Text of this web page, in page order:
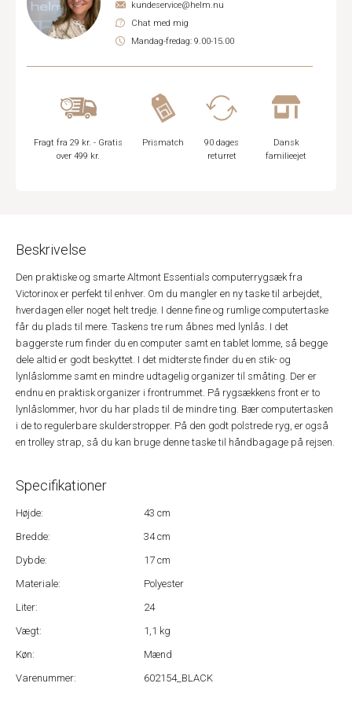
kundeservice@helm.nu
Chat med mig
Mandag-fredag: 9.00-15.00
Fragt fra 29 kr. - Gratis
over 499 kr.
Prismatch
90 dages
returret
Dansk
familieejet
Beskrivelse
Den praktiske og smarte Altmont Essentials computerrygsæk fra
Victorinox er perfekt til enhver. Om du mangler en ny taske til arbejdet,
hverdagen eller noget helt tredje. I denne fine og rumlige computertaske
får du plads til mere. Taskens tre rum åbnes med lynlås. I det
baggerste rum finder du en computer samt en tablet lomme, så begge
dele altid er godt beskyttet. I det midterste finder du en stik- og
lynlåslomme samt en mindre udtagelig organizer til småting. Der er
endnu en praktisk organizer i frontrummet. På rygsækkens front er to
lynlåslommer, hvor du har plads til de mindre ting. Bær computertasken
i de to regulerbare skulderstropper. På den godt polstrede ryg, er også
en trolley strap, så du kan bruge denne taske til håndbagage på rejsen.
Specifikationer
Højde:
43 cm
Bredde:
34 cm
Dybde:
17 cm
Materiale:
Polyester
Liter:
24
Vægt:
1,1 kg
Køn:
Mænd
Varenummer:
602154_BLACK